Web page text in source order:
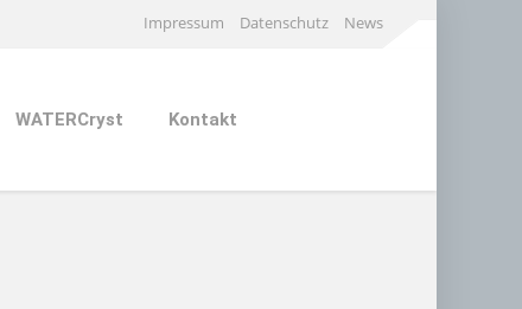
Impressum Datenschutz News
WATERCryst Kontakt